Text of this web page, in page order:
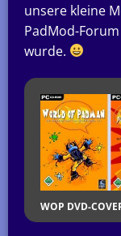
unsere kleine
PadMod-
wurde.
WOP DVD-